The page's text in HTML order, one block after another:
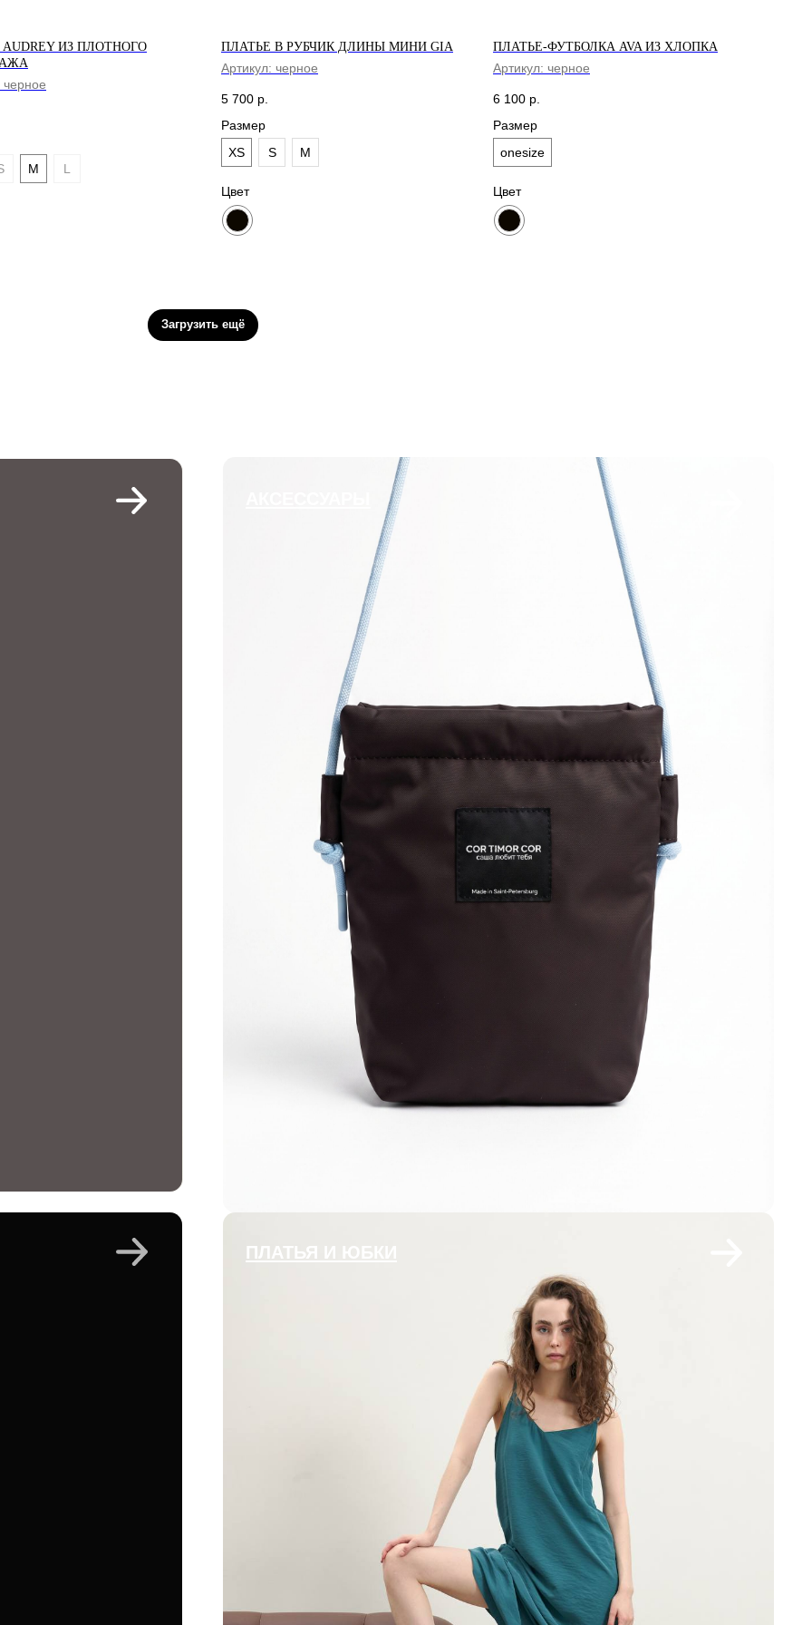
ИЗ ПЛОТНОГО
черное
M L
ПЛАТЬЕ В РУБЧИК ДЛИНЫ МИНИ GIA
Артикул: черное
5 700 р.
Размер
XS
S M
Цвет
ПЛАТЬЕ-ФУТБОЛКА AVA ИЗ ХЛОПКА
Артикул: черное
6 100 р.
Размер
onesize
Цвет
Загрузить ещё